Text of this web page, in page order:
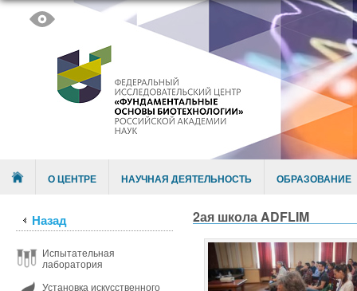
Menu О ЦЕНТРЕ НАУЧНАЯ ДЕЯТЕЛЬНОСТЬ ОБРАЗОВАНИЕ
Назад
Испытательная
лаборатория
Установка искусственного
2ая школа ADFLIM